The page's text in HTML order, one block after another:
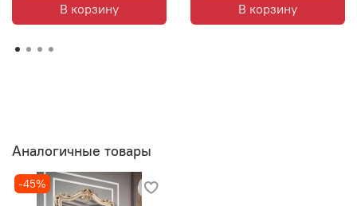
В корзину В корзину
Аналогичные товары
-45%